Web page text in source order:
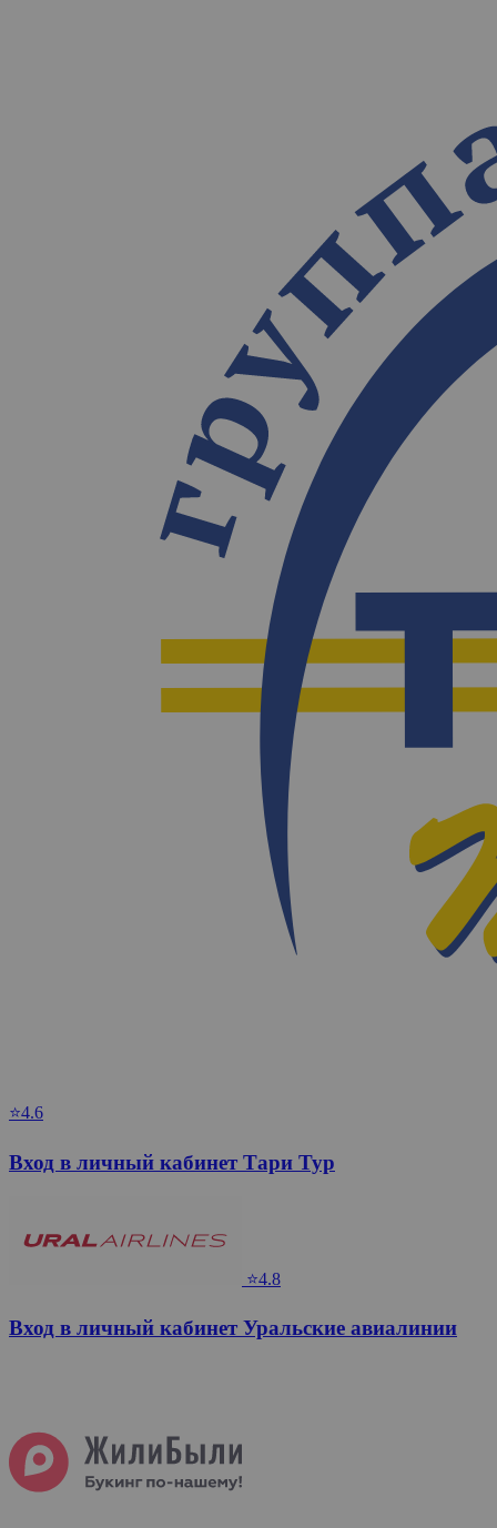
⭐4.6
Вход в личный кабинет Тари Тур
⭐4.8
Вход в личный кабинет Уральские авиалинии